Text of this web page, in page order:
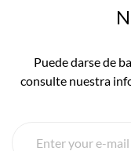
Puede darse de
consulte nuestra